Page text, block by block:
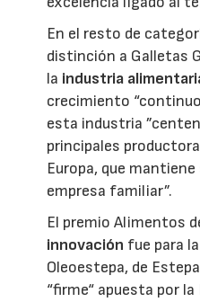
En el resto de
distinción a Galletas
la industria
crecimiento
esta industria
principales
Europa, que
empresa familiar”.
El premio Alimentos
innovación fue para
Oleoestepa, de
“firme“ apuesta por